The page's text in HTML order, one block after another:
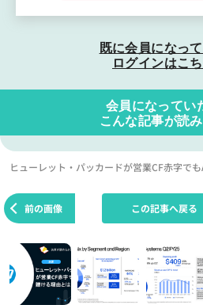
既に会員になっ
ログインはこ
会員になってい
こんな記事が読
ヒューレット・パッカードが営業CF赤字で
前の画像 この記事へ戻る